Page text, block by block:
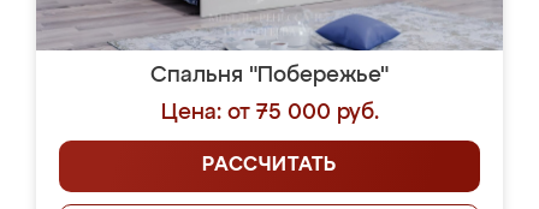
Спальня "Побережье"
Цена: от 75 000 руб.
РАССЧИТАТЬ